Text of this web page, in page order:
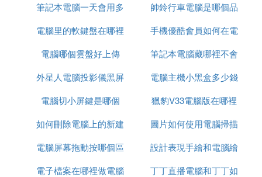
筆記本電腦一天會用多
少流量
帥鈴行車電腦是哪個品
牌
電腦里的軟鍵盤在哪裡
手機優酷會員如何在電
腦上關掉
電腦哪個雲盤好上傳
筆記本電腦藏哪裡不會
被偷
外星人電腦投影儀黑屏
電腦主機小黑盒多少錢
電腦切小屏鍵是哪個
獵豹V33電腦版在哪裡
如何刪除電腦上的新建
文檔
圖片如何使用電腦掃描
電腦屏幕拖動按哪個區
域
設計表現手繪和電腦繪
圖哪個重要
電子檔案在哪裡做電腦
丁丁直播電腦和丁丁如